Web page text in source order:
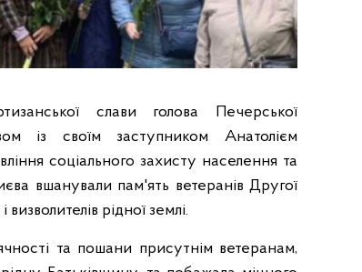
слави голова Печерської
із своїм заступником Анатолієм
соціального захисту населення та
вшанували пам'ять ветеранів Другої
визволителів рідної землі.
та пошани присутнім ветеранам,